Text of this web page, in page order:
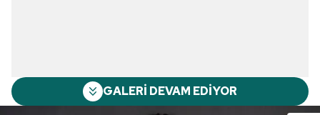
GALERİ DEVAM EDİYOR